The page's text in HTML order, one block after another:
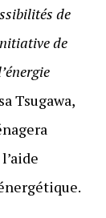
de
de
Tsugawa,